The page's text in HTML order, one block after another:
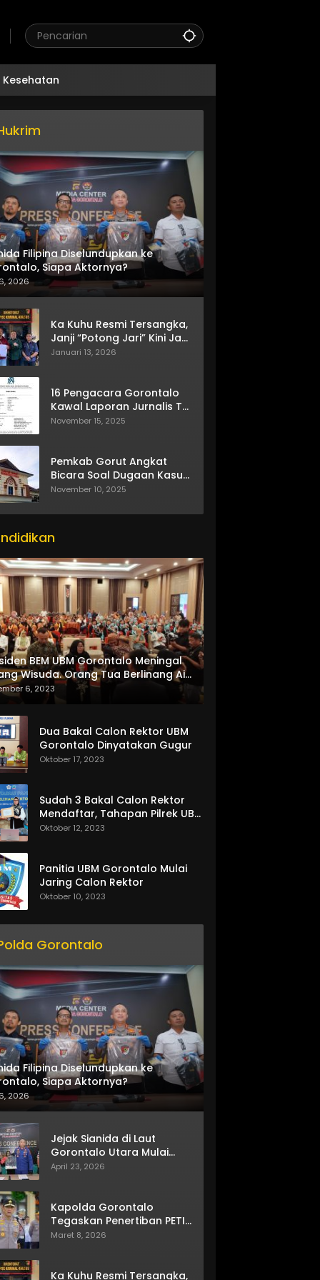
Kesehatan
Filipina Diselundupkan ke
Siapa Aktornya?
2026
Ka Kuhu Resmi Tersangka,
Janji “Potong Jari” Kini Jadi
Bumerang
Januari 13, 2026
16 Pengacara Gorontalo
Kawal Laporan Jurnalis TV
One
November 15, 2025
Pemkab Gorut Angkat
Bicara Soal Dugaan Kasus
Asusila Oknum ASN
November 10, 2025
BEM UBM Gorontalo Meningal
Wisuda. Orang Tua Berlinang Air
Menerima SKL dan Pemasangan
6, 2023
Dua Bakal Calon Rektor UBM
Gorontalo Dinyatakan Gugur
Oktober 17, 2023
Sudah 3 Bakal Calon Rektor
Mendaftar, Tahapan Pilrek UBM
Gorontalo Makin Seru
Oktober 12, 2023
Panitia UBM Gorontalo Mulai
Jaring Calon Rektor
Oktober 10, 2023
Gorontalo
Filipina Diselundupkan ke
Siapa Aktornya?
2026
Jejak Sianida di Laut
Gorontalo Utara Mulai
Terkuak
April 23, 2026
Kapolda Gorontalo
Tegaskan Penertiban PETI
Terus Berjalan
Maret 8, 2026
Ka Kuhu Resmi Tersangka,